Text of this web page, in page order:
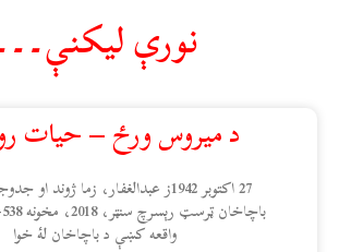
نورې
د میروس ورځ – حیات
27 اکتوبر 1942ز عبدالغفار، زما ژوند
واقعه کښې د باچاخان لۀ خوا